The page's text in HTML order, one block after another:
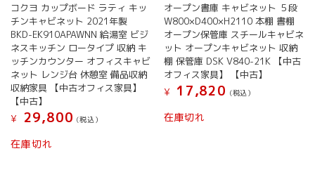
コクヨ カップボード ラティ キッ
チンキャビネット 2021年製
BKD-EK910APAWNN 給湯室 ビジ
ネスキッチン ロータイプ 収納 キ
ッチンカウンター オフィスキャビ
ネット レンジ台 休憩室 備品収納
収納家具 【中古オフィス家具】
【中古】
¥
29,800 (税込）
在庫切れ
オープン書庫 キャビネット ５段
W800×D400×H2110 本棚 書棚
オープン保管庫 スチールキャビネ
ット オープンキャビネット 収納
棚 保管庫 DSK V840-21K 【中古
オフィス家具】 【中古】
¥
17,820 (税込）
在庫切れ